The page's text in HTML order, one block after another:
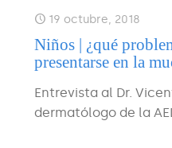
19 octubre, 2018
Niños | ¿qué
presentarse en la
Entrevista al Dr.
dermatólogo de la